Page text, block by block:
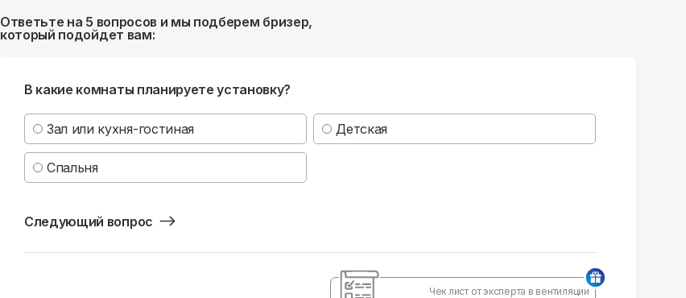
Ответьте на 5 вопросов и мы подберем бризер,
который подойдет вам:
В какие комнаты планируете установку?
Зал или кухня-гостиная Детская
Спальня
Следующий вопрос
Чек лист от эксперта в вентиляции